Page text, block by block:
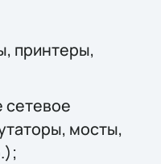
принтеры,
сетевое
мосты,